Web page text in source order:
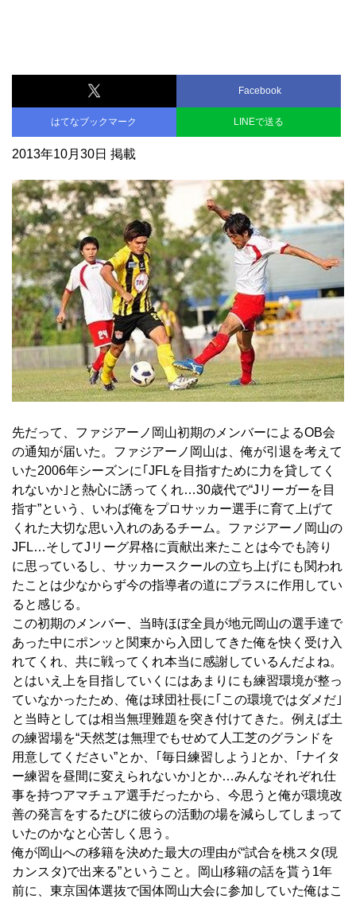
Facebook
はてなブックマーク LINEで送る
2013年10月30日 掲載
先だって、ファジアーノ岡山初期のメンバーによるOB会
の通知が届いた。ファジアーノ岡山は、俺が引退を考えて
いた2006年シーズンに｢JFLを目指すために力を貸してく
れないか｣と熱心に誘ってくれ…30歳代で“Jリーガーを目
指す”という、いわば俺をプロサッカー選手に育て上げて
くれた大切な思い入れのあるチーム。ファジアーノ岡山の
JFL…そしてJリーグ昇格に貢献出来たことは今でも誇り
に思っているし、サッカースクールの立ち上げにも関われ
たことは少なからず今の指導者の道にプラスに作用してい
ると感じる。
この初期のメンバー、当時ほぼ全員が地元岡山の選手達で
あった中にポンッと関東から入団してきた俺を快く受け入
れてくれ、共に戦ってくれ本当に感謝しているんだよね。
とはいえ上を目指していくにはあまりにも練習環境が整っ
ていなかったため、俺は球団社長に｢この環境ではダメだ｣
と当時としては相当無理難題を突き付けてきた。例えば土
の練習場を“天然芝は無理でもせめて人工芝のグランドを
用意してください”とか、｢毎日練習しよう｣とか、｢ナイタ
ー練習を昼間に変えられないか｣とか…みんなそれぞれ仕
事を持つアマチュア選手だったから、今思うと俺が環境改
善の発言をするたびに彼らの活動の場を減らしてしまって
いたのかなと心苦しく思う。
俺が岡山への移籍を決めた最大の理由が“試合を桃スタ(現
カンスタ)で出来る”ということ。岡山移籍の話を貰う1年
前に、東京国体選抜で国体岡山大会に参加していた俺はこ